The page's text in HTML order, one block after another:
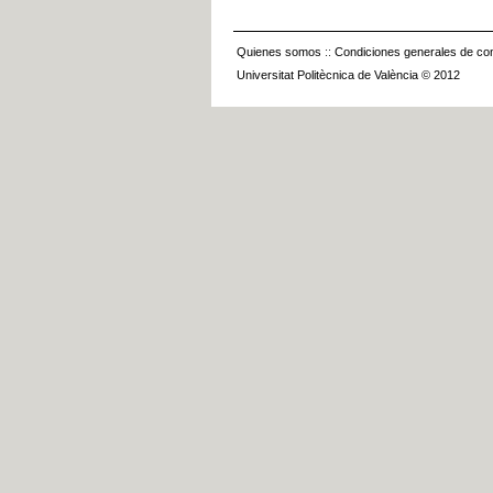
Quienes somos :: Condiciones generales de
Universitat Politècnica de València © 2012